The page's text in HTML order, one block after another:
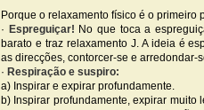
Porque o relaxamento físico é o
· Espreguiçar! No que toca a
barato e traz relaxamento J. A ideia é
as direcções, contorcer-se e arredondar-
· Respiração e suspiro:
a) Inspirar e expirar profundamente.
b) Inspirar profundamente, expirar muito